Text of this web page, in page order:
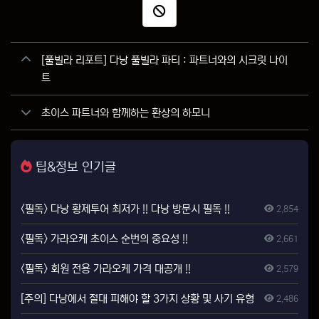
신고
관련자료[풀빌라 리포트] 다낭 풀빌라 파티 : 파트너와의 시크릿 나이
트
초이스 파트너와 함께하는 환상의 하모니
팁&정보 인기글
<필독> 다낭 황제투어 최저가 !! 다낭 방문시 필독 !! 2,854
<필독> 가라오케 초이스 순번의 중요성 !! 2,661
<필독> 회원 전용 가라오케 가격 대공개 !! 2,579
[주의] 다낭에서 절대 피해야 할 3가지 상황 및 사기 유형 2,486